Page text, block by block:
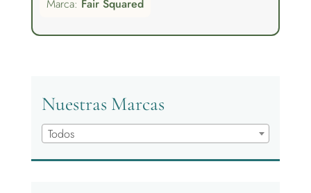
era:
es:
Marca: Fair Squared
Nuestras Marcas
Todos